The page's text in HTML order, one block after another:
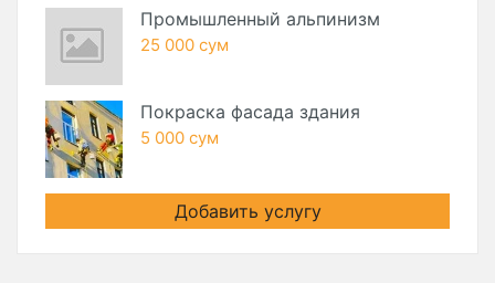
Промышленный альпинизм
25 000 сум
Покраска фасада здания
5 000 сум
Добавить услугу